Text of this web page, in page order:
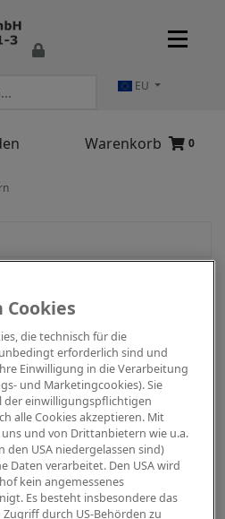
Warenkorb 0
EU
die technisch für die
erforderlich sind und
Einwilligung in die Verarbeitung
und Marketingcookies). Sie
der einwilligungspflichtigen
alle Cookies akzeptieren. Mit
und von Drittanbietern wie u.a.
den USA niedergelassen sind)
Daten verarbeitet. Den USA wird
kein angemessenes
Es besteht insbesondere das
durch US-Behörden zu